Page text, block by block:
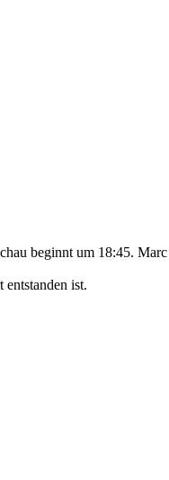
beginnt um 18:45.
ist.